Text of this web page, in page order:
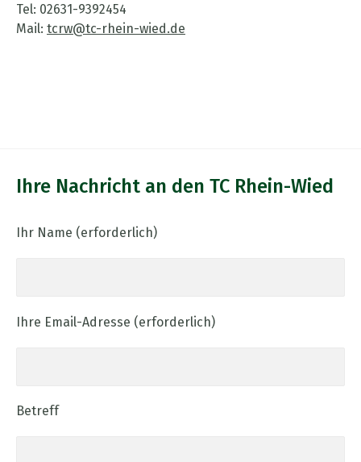
Tel: 02631-9392454
Mail: tcrw@tc-rhein-wied.de
Ihre Nachricht an den TC Rhein-Wied
Ihr Name (erforderlich)
Ihre Email-Adresse (erforderlich)
Betreff